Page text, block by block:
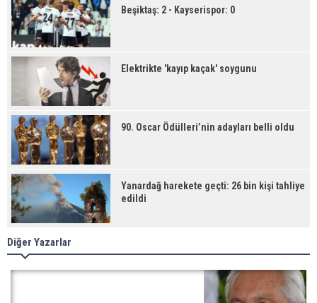
Beşiktaş: 2 - Kayserispor: 0
Elektrikte 'kayıp kaçak' soygunu
90. Oscar Ödülleri’nin adayları belli oldu
Yanardağ harekete geçti: 26 bin kişi tahliye
edildi
Diğer Yazarlar